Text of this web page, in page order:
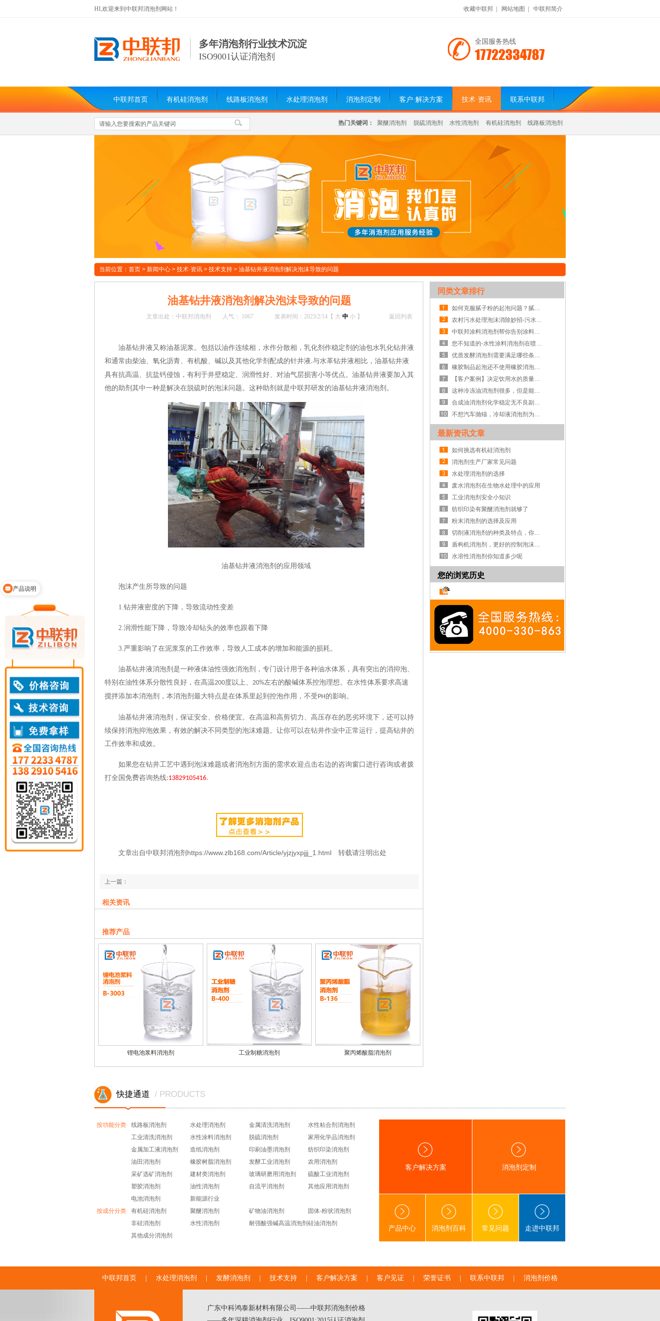
收藏中联邦 网站地图 中联邦简介
HI,欢迎来到中联邦消泡剂网站！
多年消泡剂行业技术沉淀
ISO9001认证消泡剂
全国服务热线
17722334787
中联邦首页 有机硅消泡剂 线路板消泡剂 水处理消泡剂 消泡剂定制 客户·解决方案 技术·资讯 联系中联邦
热门关键词： 聚醚消泡剂 脱硫消泡剂 水性消泡剂 有机硅消泡剂 线路板消泡剂
当前位置： 首页 > 新闻中心 > 技术·资讯 > 技术支持 > 油基钻井液消泡剂解决泡沫导致的问题
油基钻井液消泡剂解决泡沫导致的问题
文章出处：中联邦消泡剂 人气： 1067 发表时间：2023/2/14【 大 中 小 】 返回列表
油基钻井液又称油基泥浆。包括以油作连续相，水作分散相，乳化剂作稳定剂的油包水乳化钻井液
和通常由柴油、氧化沥青、有机酸、碱以及其他化学剂配成的针井液.与水革钻井液相比，油基钻井液
具有抗高温、抗盐钙侵蚀，有利于井壁稳定、润滑性好、对油气层损害小等优点。油基钻井液要加入其
他的助剂其中一种是解决在脱硫时的泡沫问题。这种助剂就是中联邦研发的油基钻井液消泡剂。
油基钻井液消泡剂的应用领域
泡沫产生所导致的问题
1.钻井液密度的下降，导致流动性变差
2.润滑性能下降，导致冷却钻头的效率也跟着下降
3.严重影响了在泥浆泵的工作效率，导致人工成本的增加和能源的损耗。
油基钻井液消泡剂是一种液体油性强效消泡剂，专门设计用于各种油水体系，具有突出的消抑泡、
特别在油性体系分散性良好，在高温200度以上、 20%左右的酸碱体系控泡理想。在水性体系要求高速
搅拌添加本消泡剂，本消泡剂最大特点是在体系里起到控泡作用，不受PH的影响。
油基钻井液消泡剂，保证安全、价格便宜。在高温和高剪切力、高压存在的恶劣环境下，还可以持
续保持消泡抑泡效果，有效的解决不同类型的泡沫难题。让你可以在钻井作业中正常运行，提高钻井的
工作效率和成效。
如果您在钻井工艺中遇到泡沫难题或者消泡剂方面的需求欢迎点击右边的咨询窗口进行咨询或者拨
打全国免费咨询热线:13829105416.
文章出自中联邦消泡剂https://www.zlb168.com/Article/yjzjyxpjjj_1.html 转载请注明出处
上一篇：
下一篇：
相关资讯
推荐产品
锂电池浆料消泡剂 工业制糖消泡剂 聚丙烯酸脂消泡剂
同类文章排行
如何克服腻子粉的起泡问题？腻子粉消泡剂告诉你
农村污水处理泡沫消除妙招-污水处理消泡剂
中联邦涂料消泡剂帮你告别涂料泡沫
您不知道的-水性涂料消泡剂在喷浆中的优势
优质发酵消泡剂需要满足哪些条件？
橡胶制品起泡还不使用橡胶消泡剂？危害大到你无法想象？
【客户案例】决定饮用水的质量，竟然缺不得反渗透水处理消泡剂！
这种冷冻油消泡剂很多，但是能让你看不见泡沫
合成油消泡剂化学稳定无不良副作用
不想汽车抛锚，冷却液消泡剂为你保驾护航
最新资讯文章
如何挑选有机硅消泡剂
消泡剂生产厂家常见问题
水处理消泡剂的选择
废水消泡剂在生物水处理中的应用
工业消泡剂安全小知识
纺织印染有聚醚消泡剂就够了
粉末消泡剂的选择及应用
切削液消泡剂的种类及特点，你知道吗？
盾构机消泡剂，更好的控制泡沫系统
水溶性消泡剂你知道多少呢
您的浏览历史
快捷通道 / PRODUCTS
按功能分类 线路板消泡剂 水处理消泡剂 金属清洗消泡剂
水性粘合剂消泡剂
工业清洗消泡剂
水性涂料消泡剂 脱硫消泡剂
家用化学品消泡剂
金属加工液消泡剂
造纸消泡剂 印刷油墨消泡剂
纺织印染消泡剂
油田消泡剂
橡胶树脂消泡剂 发酵工业消泡剂
农用消泡剂
采矿选矿消泡剂
建材类消泡剂 玻璃研磨用消泡剂
硫酸工业消泡剂
塑胶消泡剂
油性消泡剂 自流平消泡剂
其他应用消泡剂
电池消泡剂
新能源行业
按成分分类
有机硅消泡剂 聚醚消泡剂 矿物油消泡剂
固体-粉状消泡剂
非硅消泡剂
水性消泡剂 耐强酸强碱高温消泡剂 硅油消泡剂
其他成分消泡剂
客户解决方案 消泡剂定制
产品中心 消泡剂百科 常见问题 走进中联邦
中联邦首页 水处理消泡剂 发酵消泡剂 技术支持 客户解决方案 客户见证 荣誉证书 联系中联邦 消泡剂价格
广东中科鸿泰新材料有限公司——中联邦消泡剂价格
产品说明